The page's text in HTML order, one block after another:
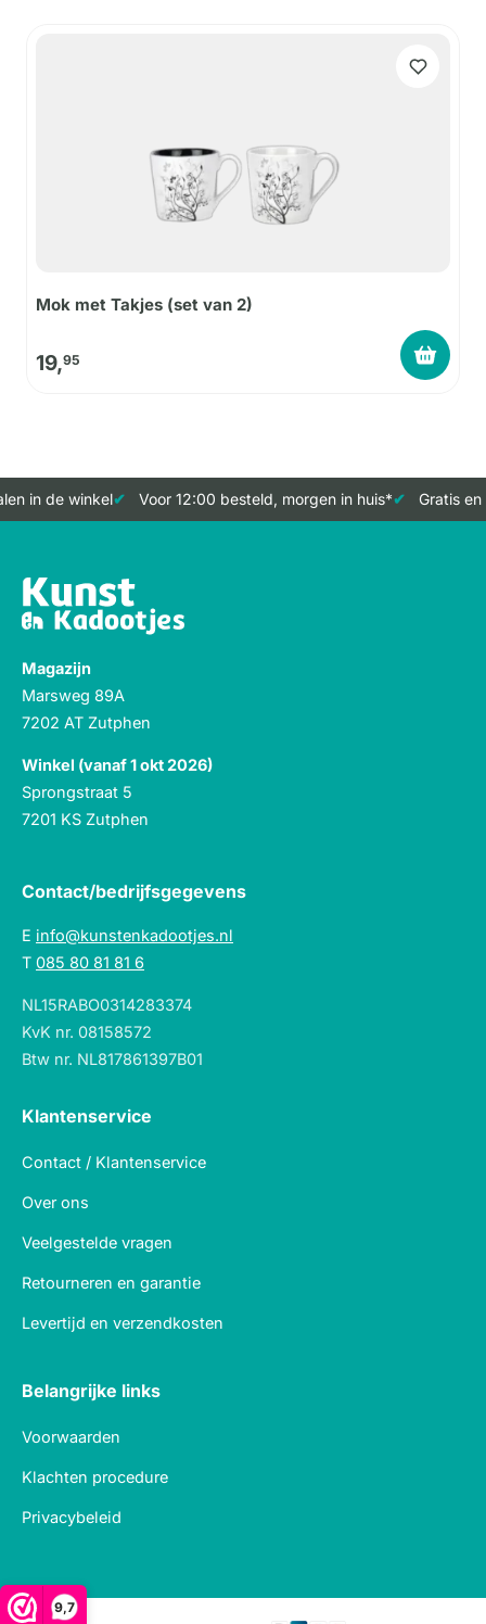
9,7
Mok met Takjes (set van 2)
19,95
in de winkel Voor 12:00 besteld, morgen in huis* Gratis en
Magazijn
Marsweg 89A
7202 AT Zutphen
Winkel (vanaf 1 okt 2026)
Sprongstraat 5
7201 KS Zutphen
Contact/bedrijfsgegevens
E info@kunstenkadootjes.nl
T 085 80 81 81 6
NL15RABO0314283374
KvK nr. 08158572
Btw nr. NL817861397B01
Klantenservice
Contact / Klantenservice
Over ons
Veelgestelde vragen
Retourneren en garantie
Levertijd en verzendkosten
Belangrijke links
Voorwaarden
Klachten procedure
Privacybeleid